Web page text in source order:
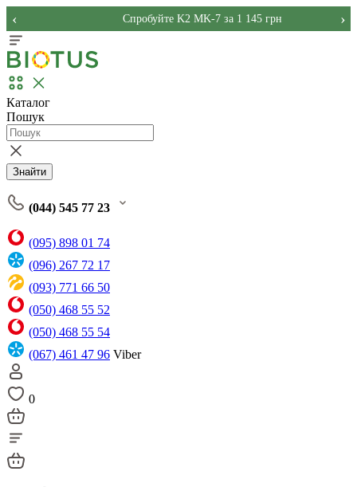
Спробуйте K2 MK-7 за 1 145 грн
‹ ›
Каталог
Пошук
Знайти
(044) 545 77 23
(095) 898 01 74
(096) 267 72 17
(093) 771 66 50
(050) 468 55 52
(050) 468 55 54
(067) 461 47 96 Viber
0